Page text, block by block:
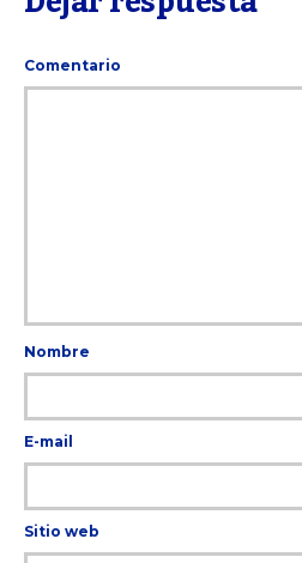
Comentario
Nombre
E-mail
Sitio web